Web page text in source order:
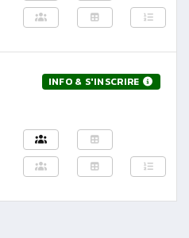
INFO & S'INSCRIRE